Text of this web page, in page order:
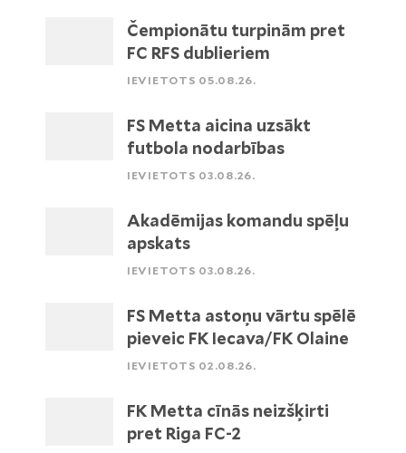
Čempionātu turpinām pret
FC RFS dublieriem
IEVIETOTS 05.08.26.
FS Metta aicina uzsākt
futbola nodarbības
IEVIETOTS 03.08.26.
Akadēmijas komandu spēļu
apskats
IEVIETOTS 03.08.26.
FS Metta astoņu vārtu spēlē
pieveic FK Iecava/FK Olaine
IEVIETOTS 02.08.26.
FK Metta cīnās neizšķirti
pret Riga FC-2